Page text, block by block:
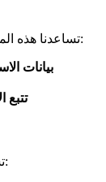
تساعدنا هذه الملفات على فهم كيفية استخدام الزوار لموقعنا:
بيانات
تتبع
تستخدم هذه الملفات لتقديم إعلانات ذات صلة: